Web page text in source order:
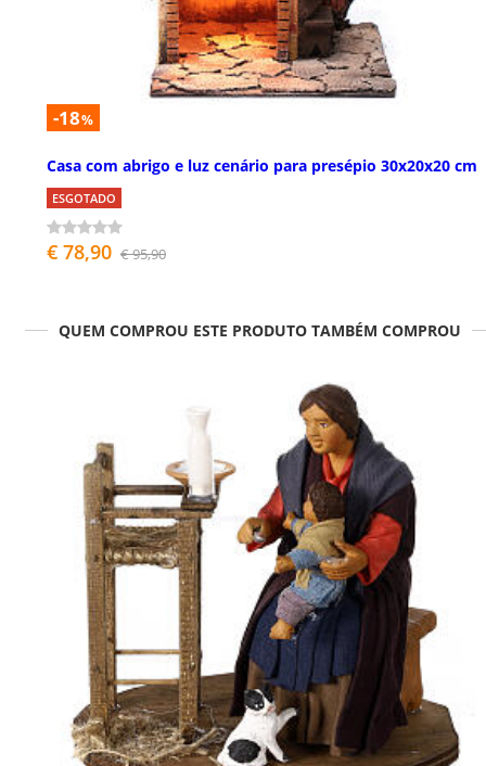
-18%
Casa com abrigo e luz cenário para presépio 30x20x20 cm
ESGOTADO
€ 78,90 € 95,90
QUEM COMPROU ESTE PRODUTO TAMBÉM COMPROU